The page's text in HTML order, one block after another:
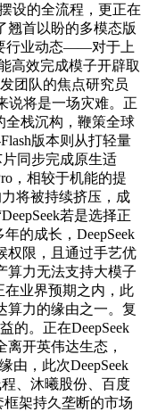
设的全流程，更正在
翘首以盼的多模态版
行业动态——对于上
高效完成模子开辟取
团队的焦点研究员
说将是一场灾难。正
全栈沉构，鞭策全球
版本则从打轻量
同步完成原生适
，相较于机能的提
将被持续挤压，成
若是选择正
的成长，DeepSeek
权限，且通过手艺优
算力无法支持大模子
在业界预期之内，此
算力的缘由之一。复
的。正在DeepSeek
开英伟达生态，
由，此次DeepSeek
、沐曦股份、百度
框架持久垄断的市场